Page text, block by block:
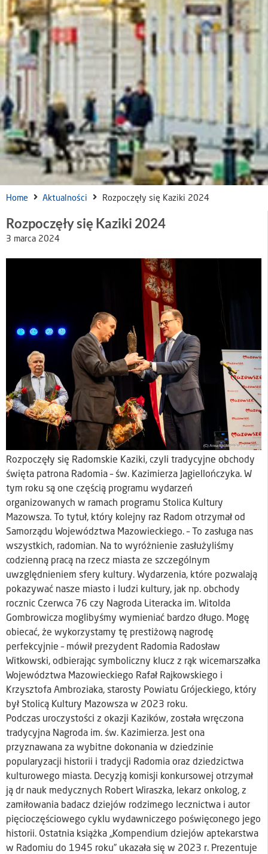
Home Aktualności Rozpoczęły się Kaziki 2024
Rozpoczęły się Kaziki 2024
3 marca 2024
Rozpoczęły się Radomskie Kaziki, czyli tradycyjne obchody
święta patrona Radomia – św. Kazimierza Jagiellończyka. W
tym roku są one częścią programu wydarzeń
organizowanych w ramach programu Stolica Kultury
Mazowsza. To tytuł, który kolejny raz Radom otrzymał od
Samorządu Województwa Mazowieckiego. – To zasługa nas
wszystkich, radomian. Na to wyróżnienie zasłużyliśmy
codzienną pracą na rzecz miasta ze szczególnym
uwzględnieniem sfery kultury. Wydarzenia, które pozwalają
pokazywać nasze miasto i ludzi kultury, jak np. obchody
rocznic Czerwca 76 czy Nagroda Literacka im. Witolda
Gombrowicza moglibyśmy wymieniać bardzo długo. Mogę
obiecać, że wykorzystamy tę prestiżową nagrodę
perfekcyjnie – mówił prezydent Radomia Radosław
Witkowski, odbierając symboliczny klucz z rąk wicemarszałka
Województwa Mazowieckiego Rafał Rajkowskiego i
Krzysztofa Ambroziaka, starosty Powiatu Grójeckiego, który
był Stolicą Kultury Mazowsza w 2023 roku.
Podczas uroczystości z okazji Kazików, została wręczona
tradycyjna Nagroda im. św. Kazimierza. Jest ona
przyznawana za wybitne dokonania w dziedzinie
popularyzacji historii i tradycji Radomia oraz dziedzictwa
kulturowego miasta. Decyzją komisji konkursowej otrzymał
ją dr nauk medycznych Robert Wiraszka, lekarz onkolog, z
zamiłowania badacz dziejów rodzimego lecznictwa i autor
pięcioczęściowego cyklu wydawniczego poświęconego jego
historii. Ostatnia książka „Kompendium dziejów aptekarstwa
w Radomiu do 1945 roku” ukazała się w 2023 r. Prezentuje